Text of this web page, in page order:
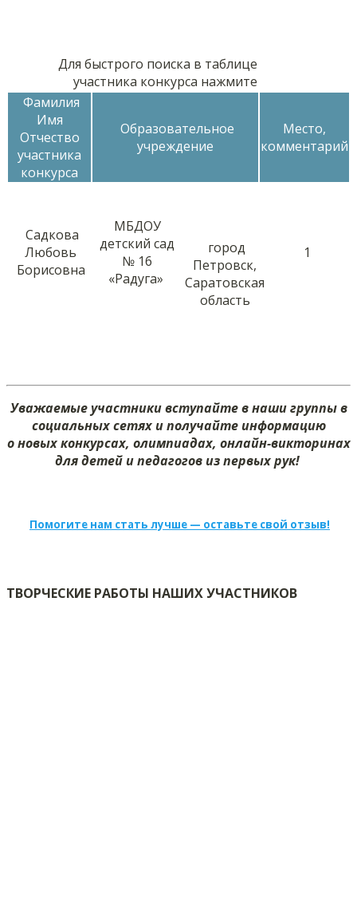
Для быстрого поиска в таблице
участника конкурса нажмите
Фамилия
Имя
Отчество
участника
конкурса
Образовательное
учреждение
Место,
комментарий
Садкова
Любовь
Борисовна
МБДОУ
детский сад
№ 16
«Радуга»
город
Петровск,
Саратовская
область
1
Уважаемые участники вступайте в наши группы в
социальных сетях и получайте информацию
о новых конкурсах, олимпиадах, онлайн-викторинах
для детей и педагогов из первых рук!
Помогите нам стать лучше — оставьте свой отзыв!
ТВОРЧЕСКИЕ РАБОТЫ НАШИХ УЧАСТНИКОВ